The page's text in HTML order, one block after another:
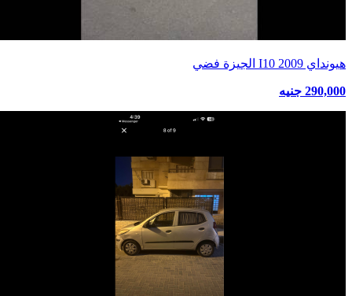
هيونداي I10 2009 الجيزة فضي
290,000 جنيه